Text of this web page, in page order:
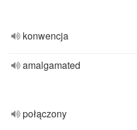
konwencja
amalgamated
połączony